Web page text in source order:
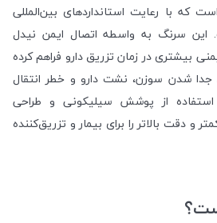
که با رعایت استانداردهای بین‌المللی
سرنگ به واسطه اتصال ایمن نیدل
بیشتری در زمان تزریق دارو فراهم کرده
جدا شدن سوزن، نشت دارو و خطر انتقال
از پوشش سیلیکونی و طراحی
و دقت بالاتر را برای بیمار و تزریق‌کننده